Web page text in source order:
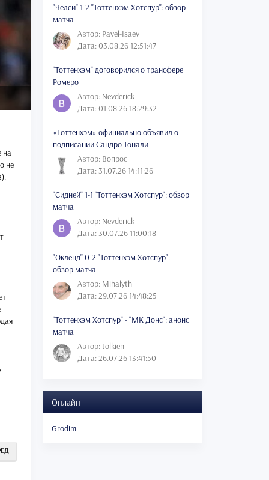
на
не
"Челси" 1-2 "Тоттенхэм Хотспур": обзор
матча
Автор: Pavel-Isaev
Дата: 03.08.26 12:51:47
"Тоттенхэм" договорился о трансфере
Ромеро
Автор: Nevderick
Дата: 01.08.26 18:29:32
«Тоттенхэм» официально объявил о
подписании Сандро Тонали
Автор: Вопрос
Дата: 31.07.26 14:11:26
"Сидней" 1-1 "Тоттенхэм Хотспур": обзор
матча
Автор: Nevderick
Дата: 30.07.26 11:00:18
"Окленд" 0-2 "Тоттенхэм Хотспур":
обзор матча
Автор: Mihalyth
Дата: 29.07.26 14:48:25
"Тоттенхэм Хотспур" - "МК Донс": анонс
матча
Автор: tolkien
Дата: 26.07.26 13:41:50
Онлайн
Grodim